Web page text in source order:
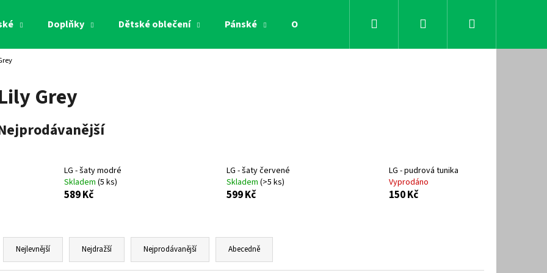
Doplňky Dětské oblečení Pánské Obchodní podmínky KontaktyPřihlášení
Grey
LG - šaty modré
Skladem (5 ks)
589 Kč
LG - šaty červené
Skladem (>5 ks)
599 Kč
LG - pudrová tunika
Vyprodáno
150 Kč
Ř
Nejlevnější Nejdražší Nejprodávanější Abecedně
Doporučujeme